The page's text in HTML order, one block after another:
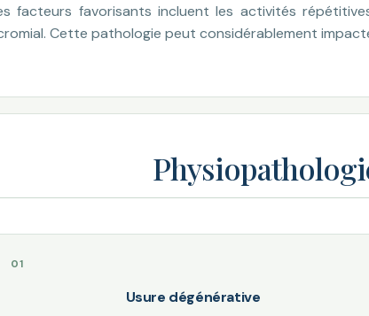
facteurs favorisants incluent les activités
Cette pathologie peut considérablement
Usure dégénérative